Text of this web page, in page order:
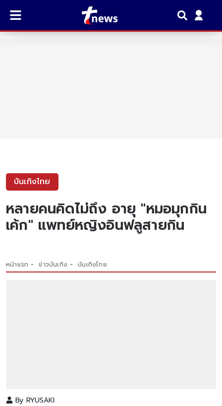
บันเทิงไทย
หลายคนคิดไม่ถึง อายุ "หมอมุกกิน
เค้ก" แพทย์หญิงอินฟลูสายกิน
หน้าแรก ข่าวบันเทิง บันเทิงไทย
By RYUSAKI